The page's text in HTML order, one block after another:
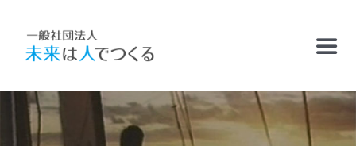
content
TOP